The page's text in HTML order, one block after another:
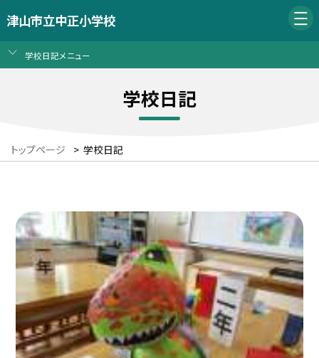
津山市立中正小学校
学校日記メニュー
学校日記
トップページ > 学校日記